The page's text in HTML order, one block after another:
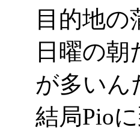
目的地
日曜の
が多いん
結局Pio